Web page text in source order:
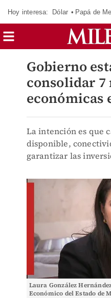
Hoy interesa: Dólar Papá de
Gobierno
consolidar 7
económicas
La intención es que
disponible,
garantizar las
Laura González
Económico del Estado de